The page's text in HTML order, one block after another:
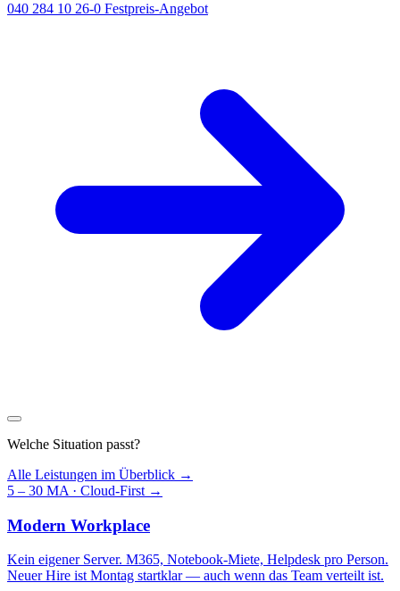
040 284 10 26-0 Festpreis-Angebot
Welche Situation passt?
Alle Leistungen im Überblick →
5 – 30 MA · Cloud-First →
Modern Workplace
Kein eigener Server. M365, Notebook-Miete, Helpdesk pro Person.
Neuer Hire ist Montag startklar — auch wenn das Team verteilt ist.